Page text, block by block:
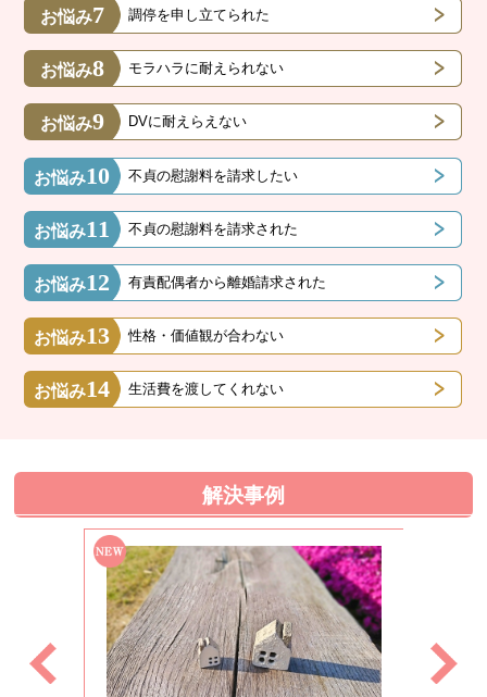
お悩み7 調停を申し立てられた
お悩み8 モラハラに耐えられない
お悩み9 DVに耐えらえない
お悩み10 不貞の慰謝料を請求したい
お悩み11 不貞の慰謝料を請求された
お悩み12 有責配偶者から離婚請求された
お悩み13 性格・価値観が合わない
お悩み14 生活費を渡してくれない
解決事例